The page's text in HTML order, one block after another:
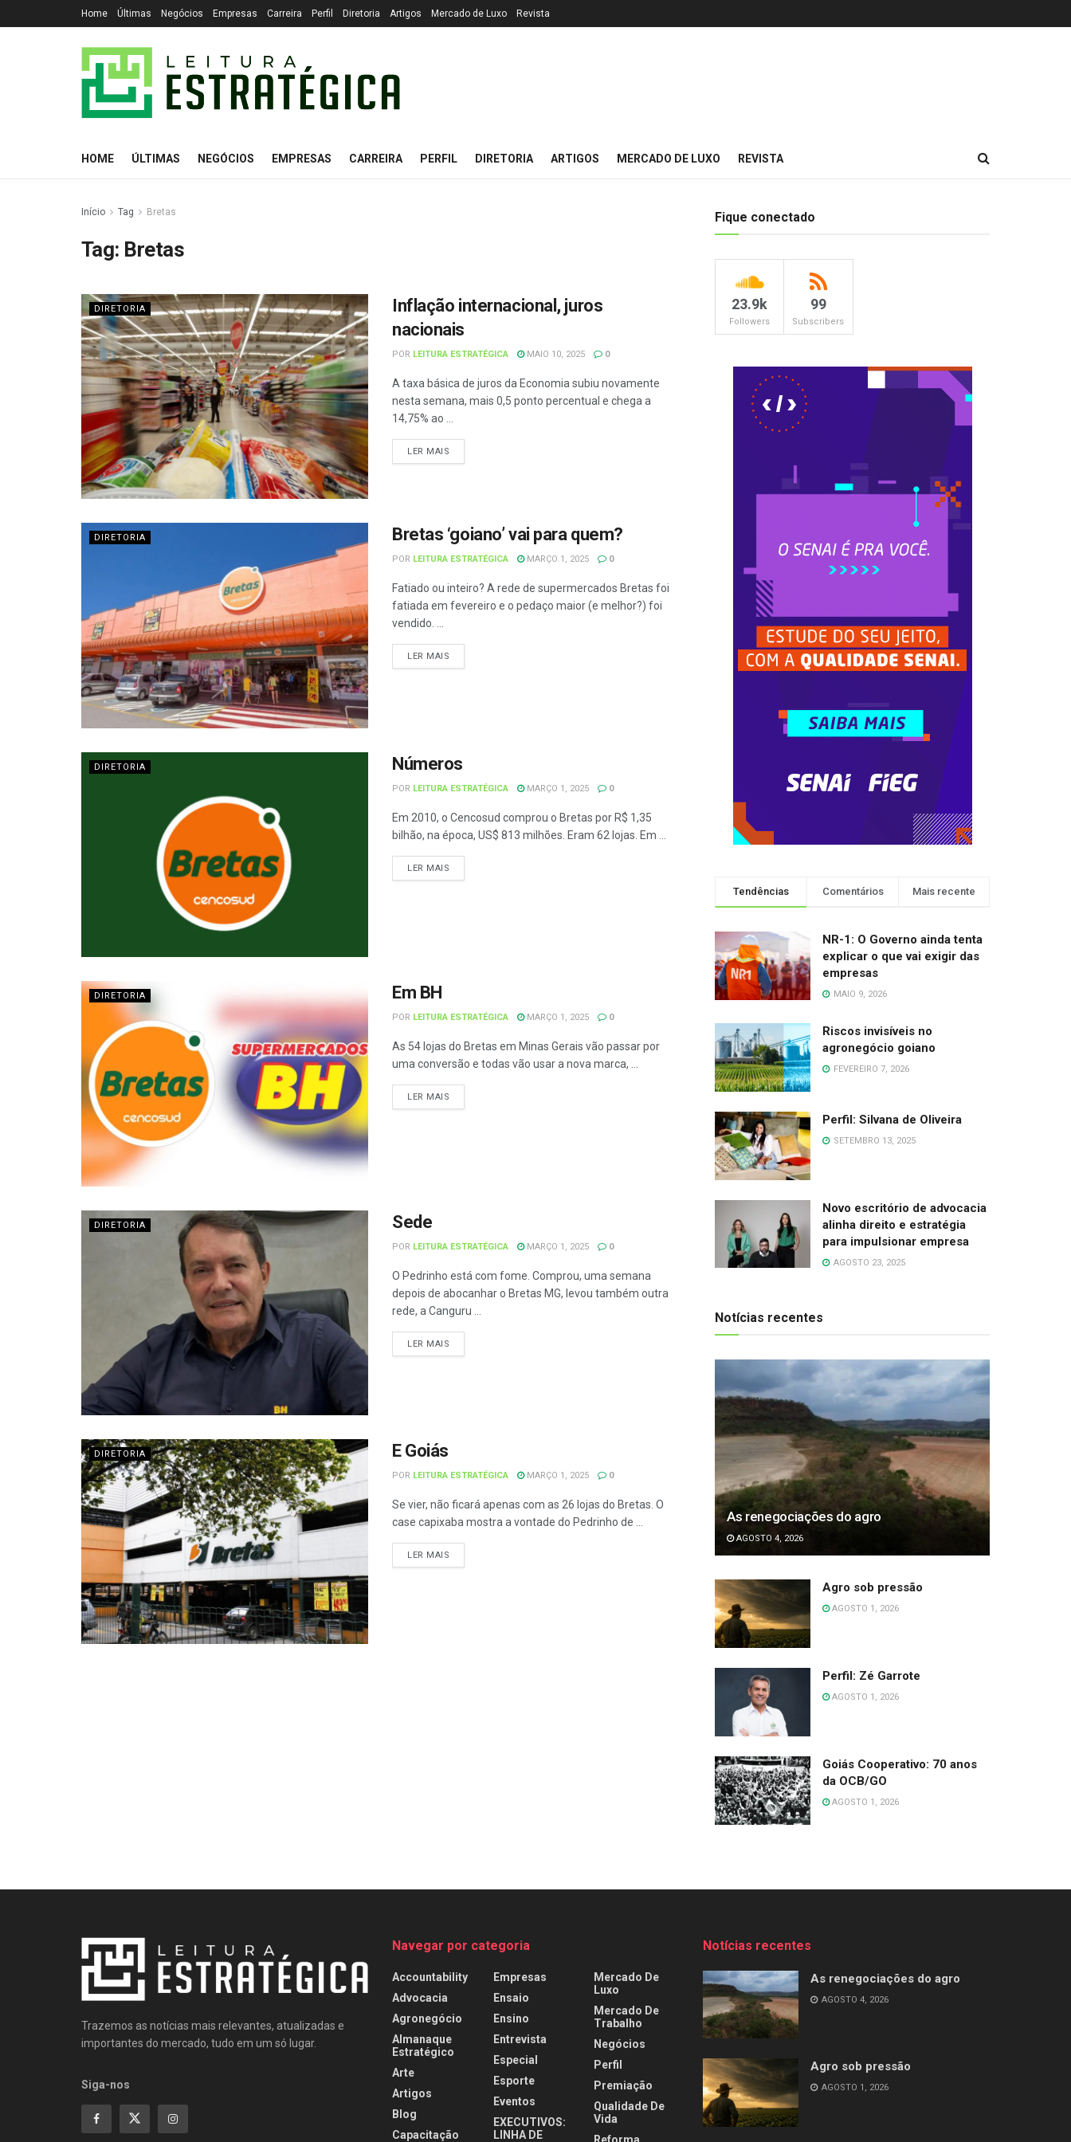
Home Últimas Negócios Empresas Carreira Perfil Diretoria Artigos Mercado de Luxo Revista
HOME ÚLTIMAS NEGÓCIOS EMPRESAS CARREIRA PERFIL DIRETORIA ARTIGOS MERCADO DE LUXO REVISTA
Início Tag Bretas
Tag: Bretas
DIRETORIA
Inflação internacional, juros
nacionais
POR LEITURA ESTRATÉGICA MAIO 10, 2025 0
A taxa básica de juros da Economia subiu novamente
nesta semana, mais 0,5 ponto percentual e chega a
14,75% ao ...
LER MAIS
DIRETORIA Bretas ‘goiano’ vai para quem?
POR LEITURA ESTRATÉGICA MARÇO 1, 2025 0
Fatiado ou inteiro? A rede de supermercados Bretas foi
fatiada em fevereiro e o pedaço maior (e melhor?) foi
vendido. ...
LER MAIS
DIRETORIA Números
POR LEITURA ESTRATÉGICA MARÇO 1, 2025 0
Em 2010, o Cencosud comprou o Bretas por R$ 1,35
bilhão, na época, US$ 813 milhões. Eram 62 lojas. Em ...
LER MAIS
DIRETORIA Em BH
POR LEITURA ESTRATÉGICA MARÇO 1, 2025 0
As 54 lojas do Bretas em Minas Gerais vão passar por
uma conversão e todas vão usar a nova marca, ...
LER MAIS
DIRETORIA Sede
POR LEITURA ESTRATÉGICA MARÇO 1, 2025 0
O Pedrinho está com fome. Comprou, uma semana
depois de abocanhar o Bretas MG, levou também outra
rede, a Canguru ...
LER MAIS
DIRETORIA E Goiás
POR LEITURA ESTRATÉGICA MARÇO 1, 2025 0
Se vier, não ficará apenas com as 26 lojas do Bretas. O
case capixaba mostra a vontade do Pedrinho de ...
LER MAIS
Fique conectado
23.9k
Followers
99
Subscribers
Tendências Comentários Mais recente
NR-1: O Governo ainda tenta
explicar o que vai exigir das
empresas
MAIO 9, 2026
Riscos invisíveis no
agronegócio goiano
FEVEREIRO 7, 2026
Perfil: Silvana de Oliveira
SETEMBRO 13, 2025
Novo escritório de advocacia
alinha direito e estratégia
para impulsionar empresa
AGOSTO 23, 2025
Notícias recentes
As renegociações do agro
AGOSTO 4, 2026
Agro sob pressão
AGOSTO 1, 2026
Perfil: Zé Garrote
AGOSTO 1, 2026
Goiás Cooperativo: 70 anos
da OCB/GO
AGOSTO 1, 2026
Trazemos as notícias mais relevantes, atualizadas e
importantes do mercado, tudo em um só lugar.
Siga-nos
Navegar por categoria
Accountability
Advocacia
Agronegócio
Almanaque
Estratégico
Arte
Artigos
Blog
Capacitação
Empresas
Ensaio
Ensino
Entrevista
Especial
Esporte
Eventos
EXECUTIVOS:
LINHA DE
Mercado De
Luxo
Mercado De
Trabalho
Negócios
Perfil
Premiação
Qualidade De
Vida
Reforma
Notícias recentes
As renegociações do agro
AGOSTO 4, 2026
Agro sob pressão
AGOSTO 1, 2026